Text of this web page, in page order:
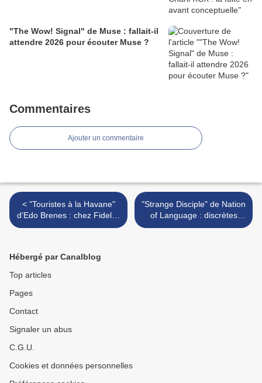
"The Wow! Signal" de Muse : fallait-il
attendre 2026 pour écouter Muse ?
Commentaires
Ajouter un commentaire
< "Touristes à la Havane"
d’Edo Brenes : chez Fidel…
"Strange Disciple" de Nation
of Language : discrètes
manœuvres orchestrales
Hébergé par Canalblog
Top articles
Pages
Contact
Signaler un abus
C.G.U.
Cookies et données personnelles